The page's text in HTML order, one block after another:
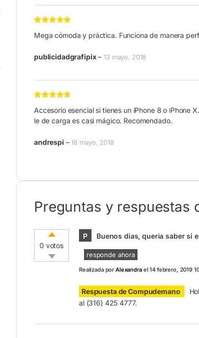
de 5
Mega cómoda y práctica. Funciona de manera
publicidadgrafipix–13 mayo, 2018
de 5
Accesorio esencial si tienes un iPhone 8 o iPhone
le de carga es casi mágico. Recomendado.
andrespi –18 mayo, 2018
Preguntas y respuestas
0 votos
P Buenos dias, queria saber si
responde ahora
Realizada porAlexandrael14 febrero, 2019
Respuesta de Compudemano
al (316) 425 4777.